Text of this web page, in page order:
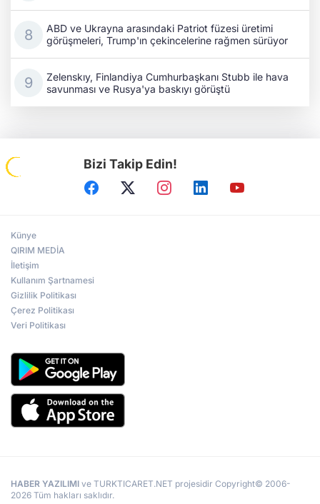
ABD ve Ukrayna arasındaki Patriot füzesi üretimi
görüşmeleri, Trump'ın çekincelerine rağmen sürüyor
Zelenskıy, Finlandiya Cumhurbaşkanı Stubb ile hava
savunması ve Rusya'ya baskıyı görüştü
Bizi Takip Edin!
Künye
QIRIM MEDİA
İletişim
Kullanım Şartnamesi
Gizlilik Politikası
Çerez Politikası
Veri Politikası
HABER YAZILIMI ve TURKTICARET.NET projesidir Copyright© 2006-
2026 Tüm hakları saklıdır.